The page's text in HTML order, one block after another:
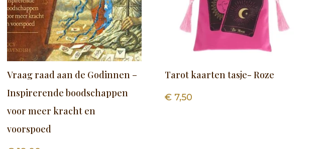
Vraag raad aan de Godinnen –
Inspirerende boodschappen
voor meer kracht en
voorspoed
Tarot kaarten tasje- Roze
€ 7,50